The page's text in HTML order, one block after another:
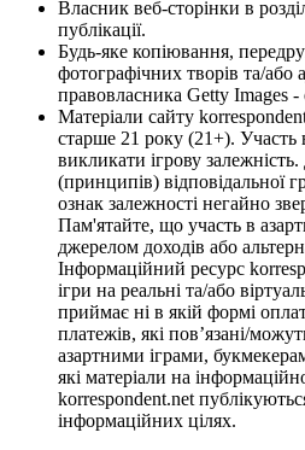
Власник веб-сторінки в
публікації.
Будь-яке копіювання,
фотографічних творів та/або
правовласника Getty Images -
Матеріали сайту
старше 21 року (21+). Участь
викликати ігрову
(принципів) відповідальної
ознак залежності негайно
Пам'ятайте, що участь в
джерелом доходів або
Інформаційний ресурс
ігри на реальні та/або
приймає ні в якій формі
платежів, які пов’язані/
азартними іграми,
які матеріали на
korrespondent.net
інформаційних цілях.